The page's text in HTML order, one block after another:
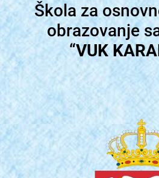
Škola za
obrazovanje
“VUK